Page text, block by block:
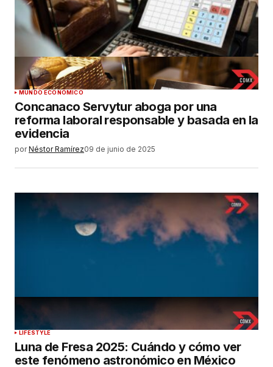
MUNDO ECONÓMICO
Concanaco Servytur aboga por una
reforma laboral responsable y basada en la
evidencia
por Néstor Ramírez09 de junio de 2025
LIFESTYLE
Luna de Fresa 2025: Cuándo y cómo ver
este fenómeno astronómico en México